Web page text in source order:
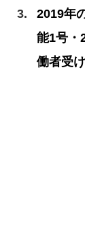
2019年
能1号・
働者受